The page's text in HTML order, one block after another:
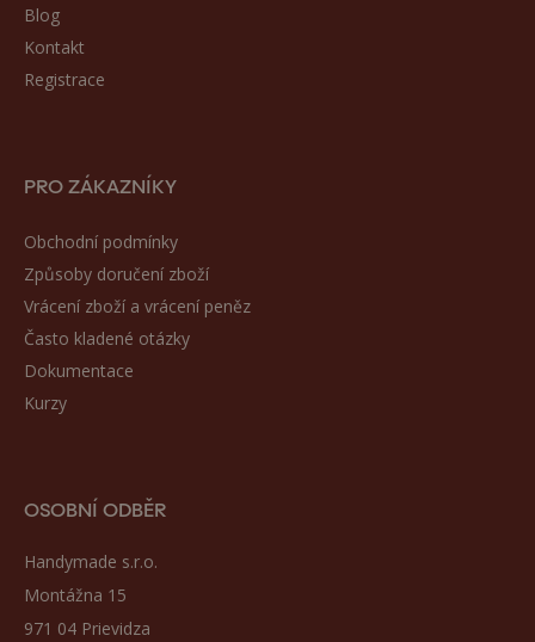
Blog
Kontakt
Registrace
PRO ZÁKAZNÍKY
Obchodní podmínky
Způsoby doručení zboží
Vrácení zboží a vrácení peněz
Často kladené otázky
Dokumentace
Kurzy
OSOBNÍ ODBĚR
Handymade s.r.o.
Montážna 15
971 04 Prievidza